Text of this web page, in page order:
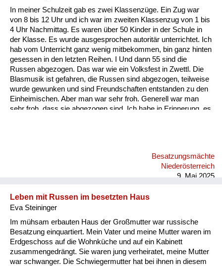
In meiner Schulzeit gab es zwei Klassenzüge. Ein Zug war
von 8 bis 12 Uhr und ich war im zweiten Klassenzug von 1 bis
4 Uhr Nachmittag. Es waren über 50 Kinder in der Schule in
der Klasse. Es wurde ausgesprochen autoritär unterrichtet. Ich
hab vom Unterricht ganz wenig mitbekommen, bin ganz hinten
gesessen in den letzten Reihen. I Und dann 55 sind die
Russen abgezogen. Das war wie ein Volksfest in Zwettl. Die
Blasmusik ist gefahren, die Russen sind abgezogen, teilweise
wurde gewunken und sind Freundschaften entstanden zu den
Einheimischen. Aber man war sehr froh. Generell war man
sehr froh, dass sie abgezogen sind. Ich habe in Erinnerung, es
hat. Dann war große Not. Und für solche Einrichtungen gab es
Besatzungsmächte
Niederösterreich
9. Mai 2025
Leben mit Russen im besetzten Haus
Eva Steininger
Im mühsam erbauten Haus der Großmutter war russische
Besatzung einquartiert. Mein Vater und meine Mutter waren im
Erdgeschoss auf die Wohnküche und auf ein Kabinett
zusammengedrängt. Sie waren jung verheiratet, meine Mutter
war schwanger. Die Schwiegermutter hat bei ihnen in diesem